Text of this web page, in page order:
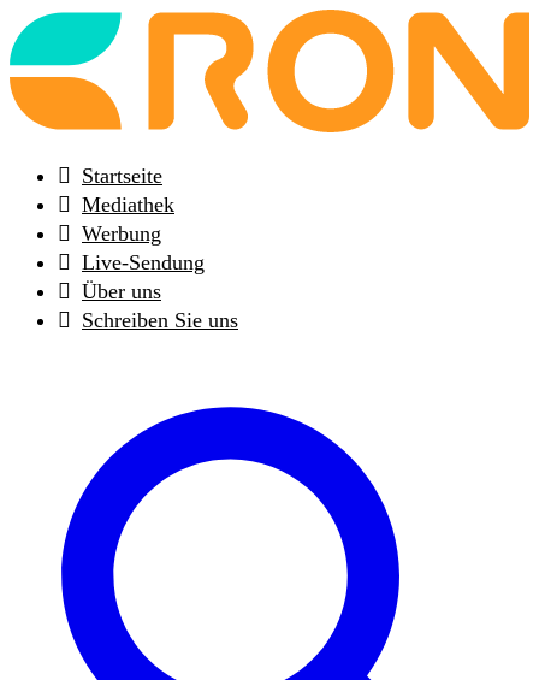
Back
to
frontpage
Startseite
Mediathek
Werbung
Live-Sendung
Über uns
Schreiben Sie uns